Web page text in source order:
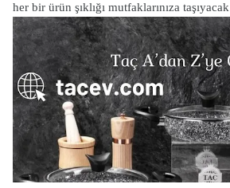
her bir ürün şıklığı mutfaklarınıza